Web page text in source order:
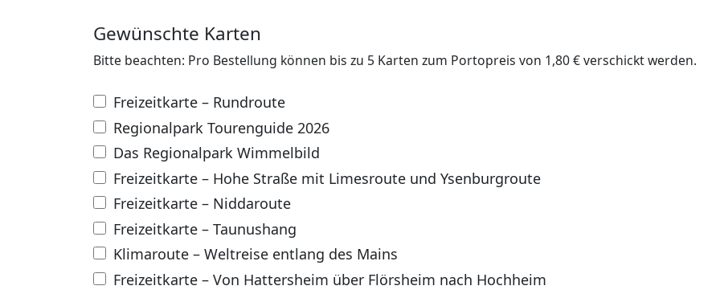
Gewünschte Karten
Bitte beachten: Pro Bestellung können bis zu 5 Karten zum Portopreis von 1,80 € verschickt werden.
Freizeitkarte – Rundroute
Regionalpark Tourenguide 2026
Das Regionalpark Wimmelbild
Freizeitkarte – Hohe Straße mit Limesroute und Ysenburgroute
Freizeitkarte – Niddaroute
Freizeitkarte – Taunushang
Klimaroute – Weltreise entlang des Mains
Freizeitkarte – Von Hattersheim über Flörsheim nach Hochheim